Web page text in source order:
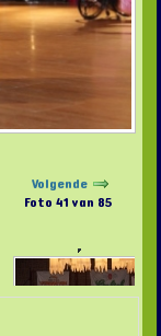
Volgende
Foto 41 van 85